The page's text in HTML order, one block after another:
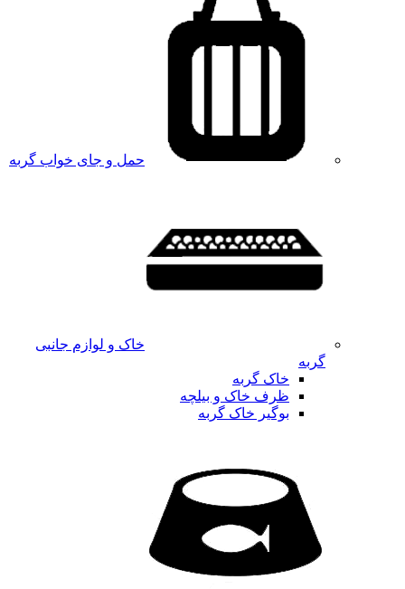
حمل و جای خواب گربه
خاک و لوازم جانبی
گربه
خاک گربه
ظرف خاک و بیلچه
بوگیر خاک گربه